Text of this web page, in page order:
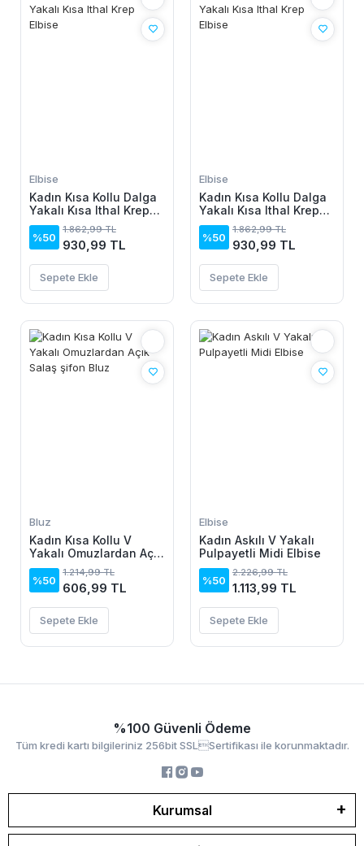
Elbise
Kadın Kısa Kollu Dalga
Yakalı Kısa Ithal Krep
Elbise
%50
1.862,99 TL
930,99 TL
Sepete Ekle
Elbise
Kadın Kısa Kollu Dalga
Yakalı Kısa Ithal Krep
Elbise
%50
1.862,99 TL
930,99 TL
Sepete Ekle
Bluz
Kadın Kısa Kollu V
Yakalı Omuzlardan Açık
Salaş şifon Bluz
%50
1.214,99 TL
606,99 TL
Sepete Ekle
Elbise
Kadın Askılı V Yakalı
Pulpayetli Midi Elbise
%50
2.226,99 TL
1.113,99 TL
Sepete Ekle
%100 Güvenli Ödeme
Tüm kredi kartı bilgileriniz 256bit SSLSertifikası ile korunmaktadır.
Kurumsal